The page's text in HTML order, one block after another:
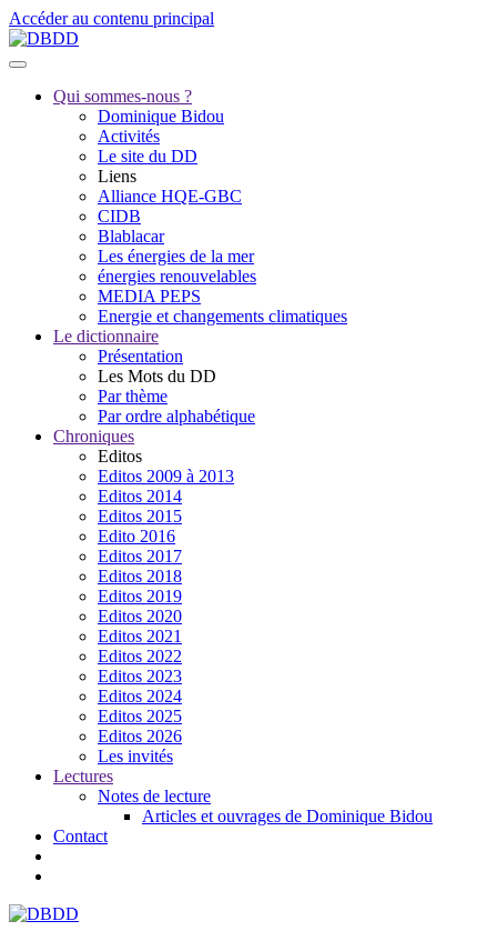
Accéder au contenu principal
Qui sommes-nous ?
Dominique Bidou
Activités
Le site du DD
Liens
Alliance HQE-GBC
CIDB
Blablacar
Les énergies de la mer
énergies renouvelables
MEDIA PEPS
Energie et changements climatiques
Le dictionnaire
Présentation
Les Mots du DD
Par thème
Par ordre alphabétique
Chroniques
Editos
Editos 2009 à 2013
Editos 2014
Editos 2015
Edito 2016
Editos 2017
Editos 2018
Editos 2019
Editos 2020
Editos 2021
Editos 2022
Editos 2023
Editos 2024
Editos 2025
Editos 2026
Les invités
Lectures
Notes de lecture
Articles et ouvrages de Dominique Bidou
Contact